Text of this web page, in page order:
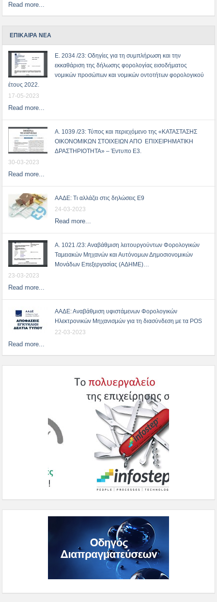
Read more...
ΕΠΙΚΑΙΡΑ ΝΕΑ
Ε. 2034 /23: Οδηγίες για τη συμπλήρωση και την
εκκαθάριση της δήλωσης φορολογίας εισοδήματος
νομικών προσώπων και νομικών οντοτήτων φορολογικού
έτους 2022.
17-05-2023
Read more...
Α. 1039 /23: Τύπος και περιεχόμενο της «ΚΑΤΑΣΤΑΣΗΣ
ΟΙΚΟΝΟΜΙΚΩΝ ΣΤΟΙΧΕΙΩΝ ΑΠΟ ΕΠΙΧΕΙΡΗΜΑΤΙΚΗ
ΔΡΑΣΤΗΡΙΟΤΗΤΑ» – Έντυπο Ε3.
30-03-2023
Read more...
ΑΑΔΕ: Τι αλλάζει στις δηλώσεις Ε9
24-03-2023
Read more...
Α. 1021 /23: Αναβάθμιση λειτουργούντων Φορολογικών
Ταμειακών Μηχανών και Αυτόνομων Δημοσιονομικών
Μονάδων Επεξεργασίας (ΑΔΗΜΕ)…
23-03-2023
Read more...
ΑΑΔΕ: Αναβάθμιση υφιστάμενων Φορολογικών
Ηλεκτρονικών Μηχανισμών για τη διασύνδεση με τα POS
22-03-2023
Read more...